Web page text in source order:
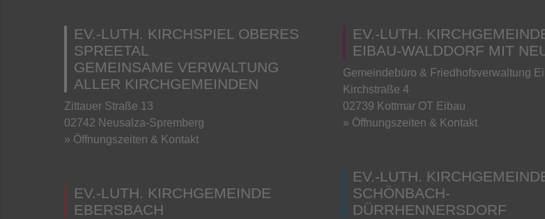
EV.-LUTH. KIRCHSPIEL OBERES
SPREETAL
GEMEINSAME VERWALTUNG
ALLER KIRCHGEMEINDEN
Zittauer Straße 13
02742 Neusalza-Spremberg
» Öffnungszeiten & Kontakt
EV.-LUTH. KIRCHGEMEINDE
EBERSBACH
EV.-LUTH.
EIBAU-WALDDORF MIT
Gemeindebüro & Friedhofsverwaltung
Kirchstraße 4
02739 Kottmar OT Eibau
» Öffnungszeiten & Kontakt
EV.-LUTH.
SCHÖNBACH-
DÜRRHENNERSDORF